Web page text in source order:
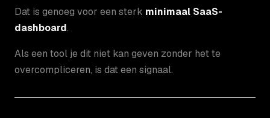
Dat is genoeg voor een sterk minimaal SaaS-
dashboard.
Als een tool je dit niet kan geven zonder het te
overcompliceren, is dat een signaal.